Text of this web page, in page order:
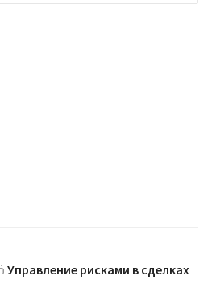
Управление рисками в сделках